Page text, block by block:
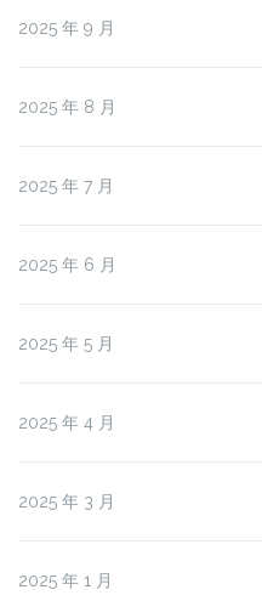
2025 年 9 月
2025 年 8 月
2025 年 7 月
2025 年 6 月
2025 年 5 月
2025 年 4 月
2025 年 3 月
2025 年 1 月